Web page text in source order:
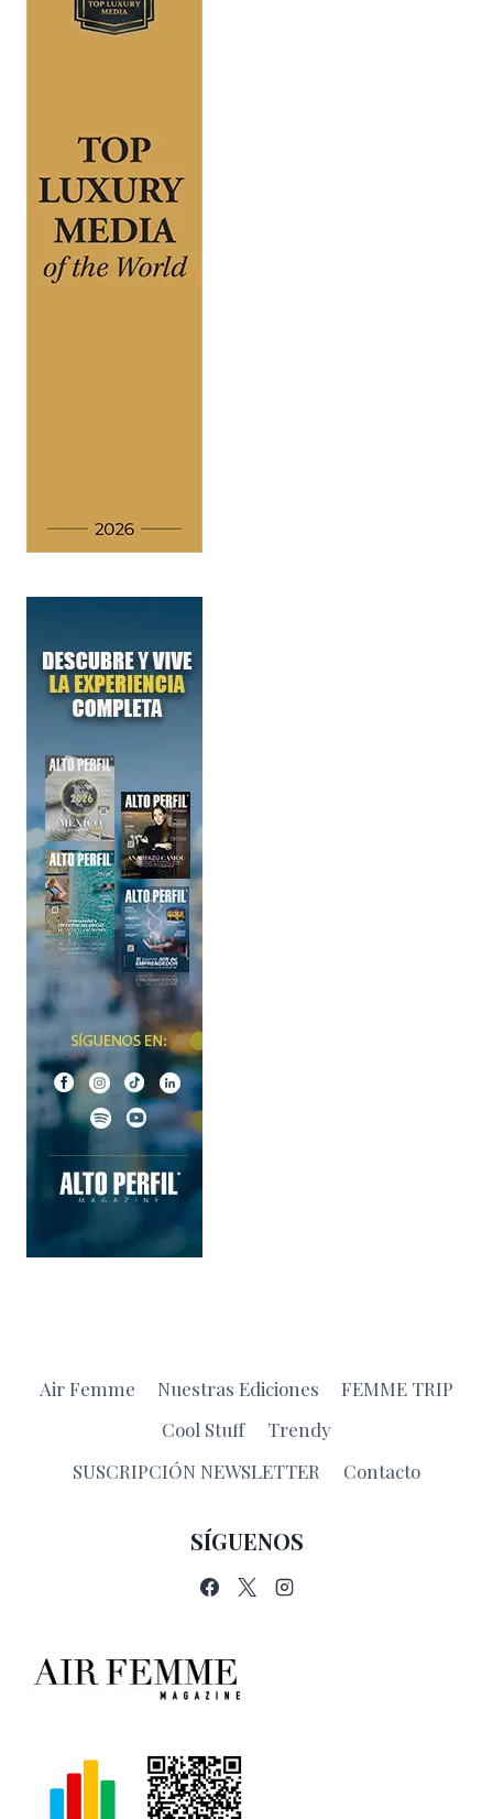
Air Femme Nuestras Ediciones
FEMME TRIP
Cool Stuff
Trendy
SUSCRIPCIÓN NEWSLETTER
Contacto
SÍGUENOS